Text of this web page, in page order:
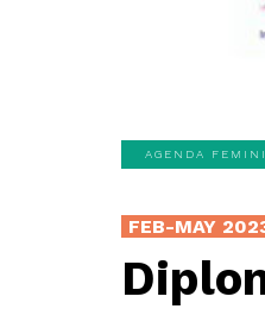
AGENDA
FEB-MAY